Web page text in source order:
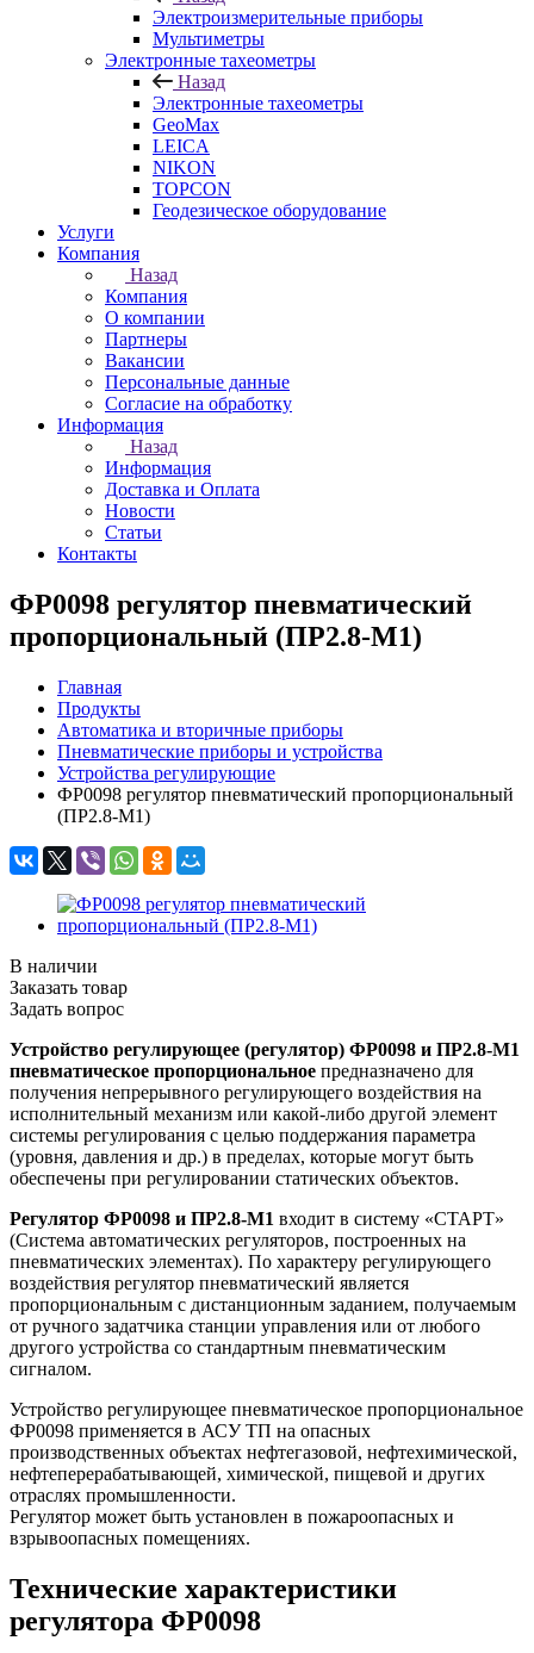
Электроизмерительные приборы
Мультиметры
Электронные тахеометры
Назад
Электронные тахеометры
GeoMax
LEICA
NIKON
TOPCON
Геодезическое оборудование
Услуги
Компания
Назад
Компания
О компании
Партнеры
Вакансии
Персональные данные
Согласие на обработку
Информация
Назад
Информация
Доставка и Оплата
Новости
Статьи
Контакты
ФР0098 регулятор пневматический
пропорциональный (ПР2.8-М1)
Главная
Продукты
Автоматика и вторичные приборы
Пневматические приборы и устройства
Устройства регулирующие
ФР0098 регулятор пневматический пропорциональный
(ПР2.8-М1)
В наличии
Заказать товар
Задать вопрос
Устройство регулирующее (регулятор) ФР0098 и ПР2.8-М1
пневматическое пропорциональное предназначено для
получения непрерывного регулирующего воздействия на
исполнительный механизм или какой-либо другой элемент
системы регулирования с целью поддержания параметра
(уровня, давления и др.) в пределах, которые могут быть
обеспечены при регулировании статических объектов.
Регулятор ФР0098 и ПР2.8-М1 входит в систему «СТАРТ»
(Система автоматических регуляторов, построенных на
пневматических элементах). По характеру регулирующего
воздействия регулятор пневматический является
пропорциональным с дистанционным заданием, получаемым
от ручного задатчика станции управления или от любого
другого устройства со стандартным пневматическим
сигналом.
Устройство регулирующее пневматическое пропорциональное
ФР0098 применяется в АСУ ТП на опасных
производственных объектах нефтегазовой, нефтехимической,
нефтеперерабатывающей, химической, пищевой и других
отраслях промышленности.
Регулятор может быть установлен в пожароопасных и
взрывоопасных помещениях.
Технические характеристики
регулятора ФР0098